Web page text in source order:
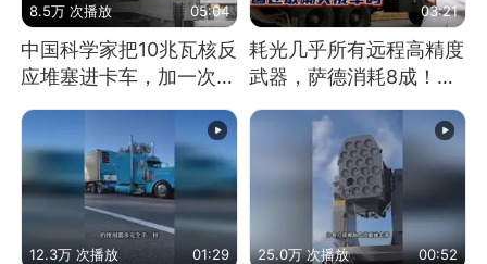
8.5万 次播放 05:04
中国科学家把10兆瓦核反
应堆塞进卡车，加一次燃
料能跑几十年
03:21
耗光几乎所有远程高精度
武器，萨德消耗8成！美
国还敢嘲笑俄军吗
12.3万 次播放 01:29 25.0万 次播放 00:52